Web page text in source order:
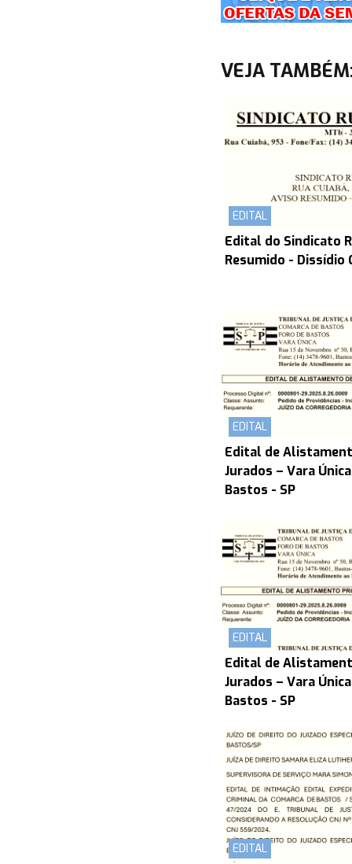
VEJA
EDITAL
Edital do Sindicato
Resumido - Dissídio
EDITAL
Edital de
Jurados – Vara
Bastos - SP
EDITAL
Edital de
Jurados – Vara
Bastos - SP
EDITAL